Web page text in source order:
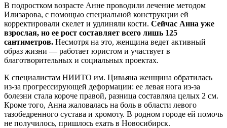
В подростком возрасте Анне проводили лечение методом
Илизарова, с помощью специальной конструкции ей
корректировали скелет и удлиняли кости. Сейчас Анна уже
взрослая, но ее рост составляет всего лишь 125
сантиметров. Несмотря на это, женщина ведет активный
образ жизни — работает юристом и участвует в
благотворительных и социальных проектах.
К специалистам НИИТО им. Цивьяна женщина обратилась
из-за прогрессирующей деформации: ее левая нога из-за
болезни стала короче правой, разница составляла целых 2 см.
Кроме того, Анна жаловалась на боль в области левого
тазобедренного сустава и хромоту. В родном городе ей помочь
не получилось, пришлось ехать в Новосибирск.